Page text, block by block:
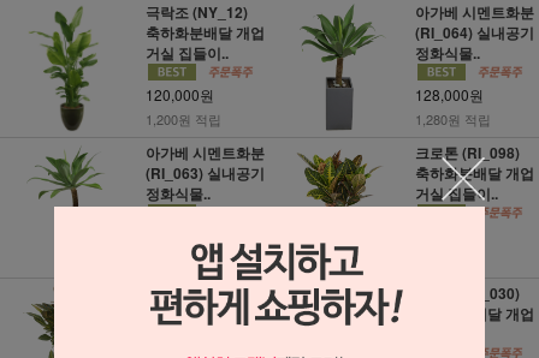
극락조 (NY_12)
축하화분배달 개업
거실 집들이..
120,000원
1,200원 적립
아가베 시멘트화분
(RI_064) 실내공기
정화식물..
128,000원
1,280원 적립
아가베 시멘트화분
(RI_063) 실내공기
정화식물..
1,280원 적립
크로톤 (RI_098)
축하화분배달 개업
거실 집들이..
크로톤 (RI_099)
축하화분배달 개업
녹보수 (RI_030)
축하화분배달 개업